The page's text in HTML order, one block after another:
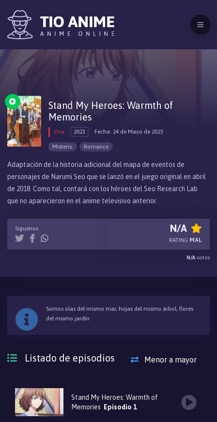
Stand My Heroes: Warmth of
Memories
Ova 2023 Fecha: 24 de Mayo de 2023
Misterio Romance
Adaptación de la historia adicional del mapa de eventos de
personajes de Narumi Seo que se lanzó en el juego original en abril
de 2018. Como tal, contará con los héroes del Seo Research Lab
que no aparecieron en el anime televisivo anterior.
Siguenos N/A
RATING MAL
N/A votos
Somos olas del mismo mar, hojas del mismo árbol, flores
del mismo jardín
Listado de episodios Menor a mayor
Stand My Heroes: Warmth of
Memories
Episodio 1